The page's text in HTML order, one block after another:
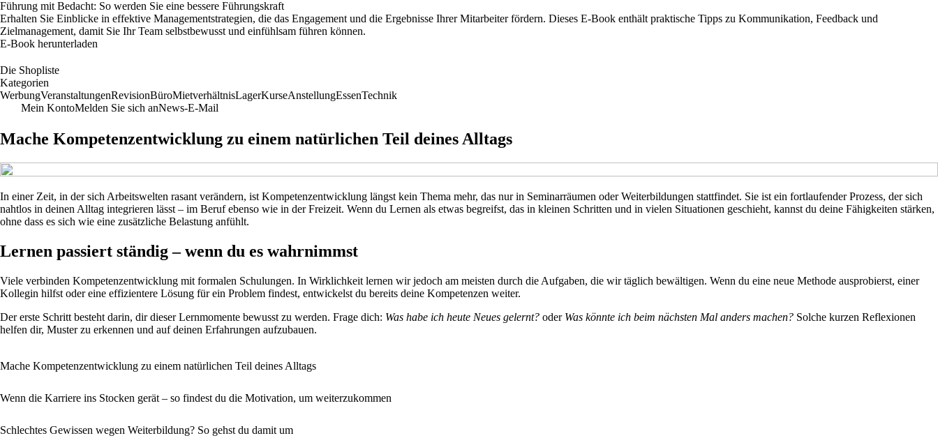
Führung mit Bedacht: So werden Sie eine bessere Führungskraft
Erhalten Sie Einblicke in effektive Managementstrategien, die das Engagement und die Ergebnisse Ihrer Mitarbeiter fördern. Dieses E-Book enthält praktische Tipps zu Kommunikation, Feedback und
Zielmanagement, damit Sie Ihr Team selbstbewusst und einfühlsam führen können.
E-Book herunterladen
Die Shopliste
Kategorien
WerbungVeranstaltungenRevisionBüroMietverhältnisLagerKurseAnstellungEssenTechnik
Mein KontoMelden Sie sich anNews-E-Mail
Mache Kompetenzentwicklung zu einem natürlichen Teil deines Alltags
In einer Zeit, in der sich Arbeitswelten rasant verändern, ist Kompetenzentwicklung längst kein Thema mehr, das nur in Seminarräumen oder Weiterbildungen stattfindet. Sie ist ein fortlaufender Prozess, der sich
nahtlos in deinen Alltag integrieren lässt – im Beruf ebenso wie in der Freizeit. Wenn du Lernen als etwas begreifst, das in kleinen Schritten und in vielen Situationen geschieht, kannst du deine Fähigkeiten stärken,
ohne dass es sich wie eine zusätzliche Belastung anfühlt.
Lernen passiert ständig – wenn du es wahrnimmst
Viele verbinden Kompetenzentwicklung mit formalen Schulungen. In Wirklichkeit lernen wir jedoch am meisten durch die Aufgaben, die wir täglich bewältigen. Wenn du eine neue Methode ausprobierst, einer
Kollegin hilfst oder eine effizientere Lösung für ein Problem findest, entwickelst du bereits deine Kompetenzen weiter.
Der erste Schritt besteht darin, dir dieser Lernmomente bewusst zu werden. Frage dich: Was habe ich heute Neues gelernt? oder Was könnte ich beim nächsten Mal anders machen? Solche kurzen Reflexionen
helfen dir, Muster zu erkennen und auf deinen Erfahrungen aufzubauen.
Mache Kompetenzentwicklung zu einem natürlichen Teil deines Alltags
Wenn die Karriere ins Stocken gerät – so findest du die Motivation, um weiterzukommen
Schlechtes Gewissen wegen Weiterbildung? So gehst du damit um